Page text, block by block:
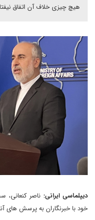
هیچ چیزی خلاف آن اتفاق
دیپلماسی ایرانی: ناصر
خود با خبرنگاران به پرسش های